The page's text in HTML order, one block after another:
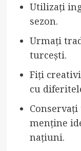
Utilizați
sezon.
Urmați
turcești.
Fiți
cu
menține
națiuni.